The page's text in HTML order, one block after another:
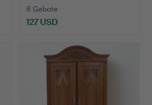
8 Gebote
127 USD